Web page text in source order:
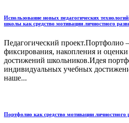
Использование новых педагогических
школы как средство мотивации личностного
Педагогический проект.Портфолио
фиксирования, накопления и
достижений школьников.Идея
индивидуальных учебных
наше...
Портфолио как средство мотивации личностного